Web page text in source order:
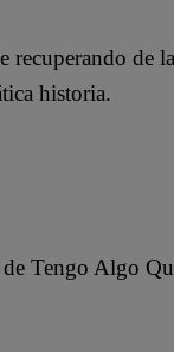
de
historia.
Tengo Algo